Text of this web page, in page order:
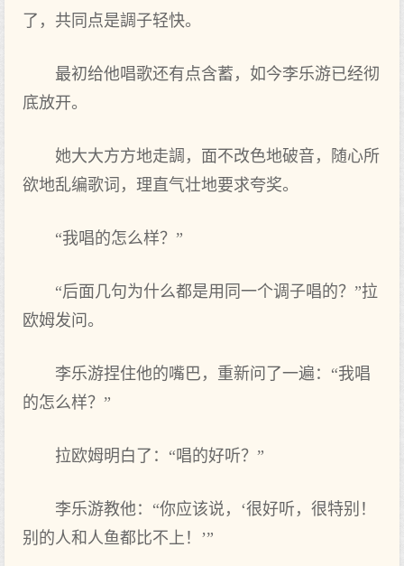
了‌，共同点是調子轻快。
最初给他唱歌还有点含蓄，如今李乐游已经彻
底放开。
她大大方方地走調，面不改色地破音，随心所
欲地乱编歌词，理直气壮地要求夸奖。
“我唱的怎么样？”
“后面几句为什么都‌是用同一个调子唱的？”拉
欧姆发问‌。
李乐游捏住他的嘴巴，重新‌问‌了‌一遍：“我唱
的怎么样？”
拉欧姆明白了‌：“唱的好听？”
李乐游教他：“你应该说，‘很好听，很特别！
别的人和人鱼都‌比不上！’”